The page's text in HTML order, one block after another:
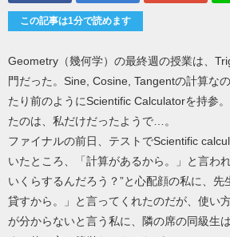
この記事は1分で読めます
Geometry（幾何学）の最終週の授業は、
門だった。Sine, Cosine, Tangentの計算な
たり前のようにScientific Calculatorを持参
たのは、私だけだったようで…。
ファイナルの前日、テストでScientific
いたところ、「計算があるから。」と言わ
いくらするんだろう？”と心配顔の私に、先
貸すから。」と言ってくれたのだが、使い
が分からないと言う私に、隣の席の同級生